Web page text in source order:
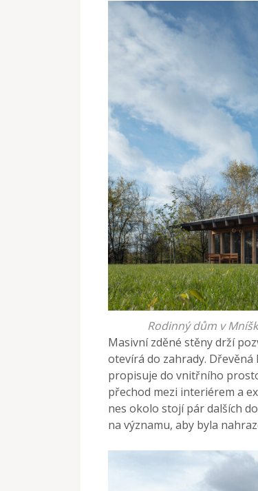
Rodinný dům v
Masivní zděné stěny drží
otevírá do zahrady.
propisuje do vnitřního
přechod mezi interiérem a
nes okolo stojí pár dalších
na významu, aby byla